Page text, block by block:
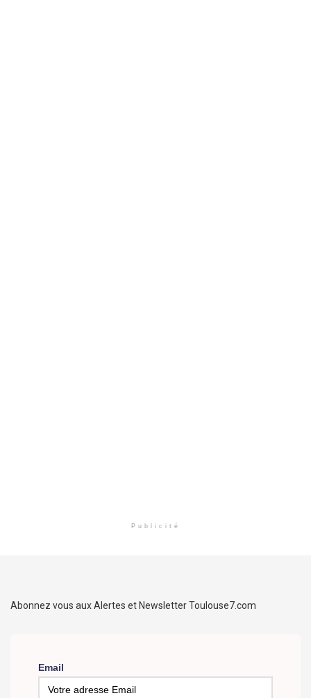
Publicité
Abonnez vous aux Alertes et Newsletter Toulouse7.com
Email